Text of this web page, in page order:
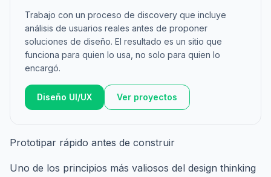
Trabajo con un proceso de discovery que incluye
análisis de usuarios reales antes de proponer
soluciones de diseño. El resultado es un sitio que
funciona para quien lo usa, no solo para quien lo
encargó.
Diseño UI/UX Ver proyectos
Prototipar rápido antes de construir
Uno de los principios más valiosos del design thinking